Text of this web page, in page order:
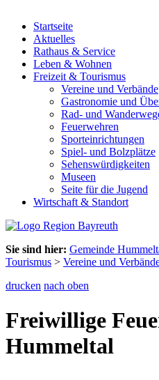
Startseite
Aktuelles
Rathaus & Service
Leben & Wohnen
Freizeit & Tourismus
Vereine und Verbände
Gastronomie und
Rad- und
Feuerwehren
Sporteinrichtungen
Spiel- und Bolzplätze
Sehenswürdigkeiten
Museen
Seite für die Jugend
Wirtschaft & Standort
Sie sind hier: Gemeinde
Tourismus > Vereine und
drucken nach oben
Freiwillige
Hummeltal